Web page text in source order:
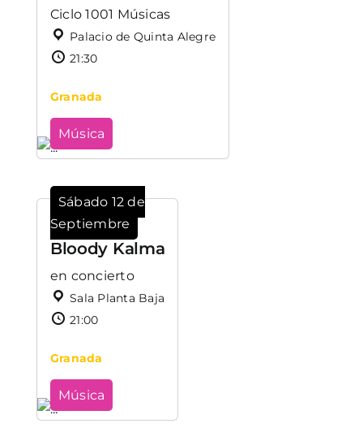
Ciclo 1001 Músicas
Palacio de Quinta Alegre
21:30
Granada
Música
Sábado 12 de
Septiembre
Bloody Kalma
en concierto
Sala Planta Baja
21:00
Granada
Música